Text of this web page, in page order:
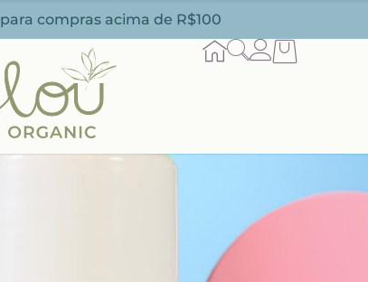
para compras acima de R$100